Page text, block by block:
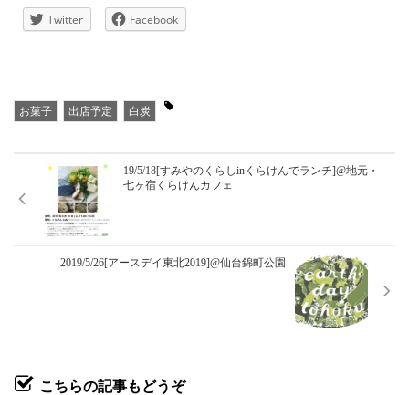
Twitter Facebook
お菓子 出店予定 白炭
19/5/18[すみやのくらしinくらけんでランチ]@地元・
七ヶ宿くらけんカフェ
2019/5/26[アースデイ東北2019]@仙台錦町公園
こちらの記事もどうぞ